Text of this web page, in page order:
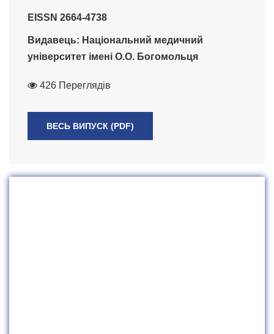
EISSN 2664-4738
Видавець: Національний медичний
університет імені О.О. Богомольця
426 Переглядів
ВЕСЬ ВИПУСК (PDF)